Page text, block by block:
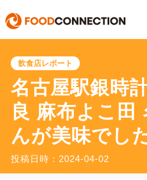
飲食店レポート
名古屋駅銀時
良 麻布よこ田
んが美味でし
投稿日時：2024-04-02